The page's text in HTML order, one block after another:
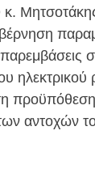
κ.
ηλεκτρικού
προϋπόθεση
αντοχών